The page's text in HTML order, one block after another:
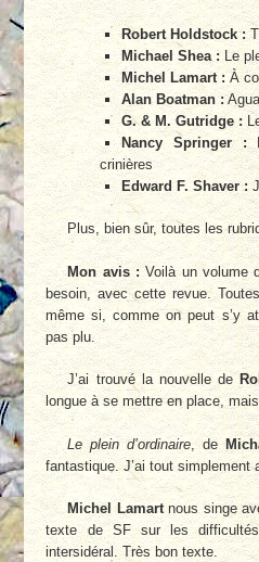
Robert Holdstock :
Michael Shea :Le
Michel Lamart : À
Alan Boatman :
G. & M. Gutridge :
Nancy Springer :
crinières
Edward F. Shaver :
Plus, bien sûr, toutes les
Mon avis :Voilà un volume
besoin, avec cette revue.
même si, comme on peut s’y
pas plu.
J’ai trouvé la nouvelle de
longue à se mettre en place,
Le plein d’ordinaire, de
fantastique. J’ai tout simplement
Michel Lamartnous singe
texte de SF sur les
intersidéral. Très bon texte.